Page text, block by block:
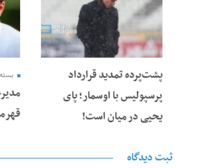
پشت‌پرده تمدید قرارداد
پرسپولیس با اوسمار؛ پای
یحیی در میان است!
بسته
ثبت دیدگاه